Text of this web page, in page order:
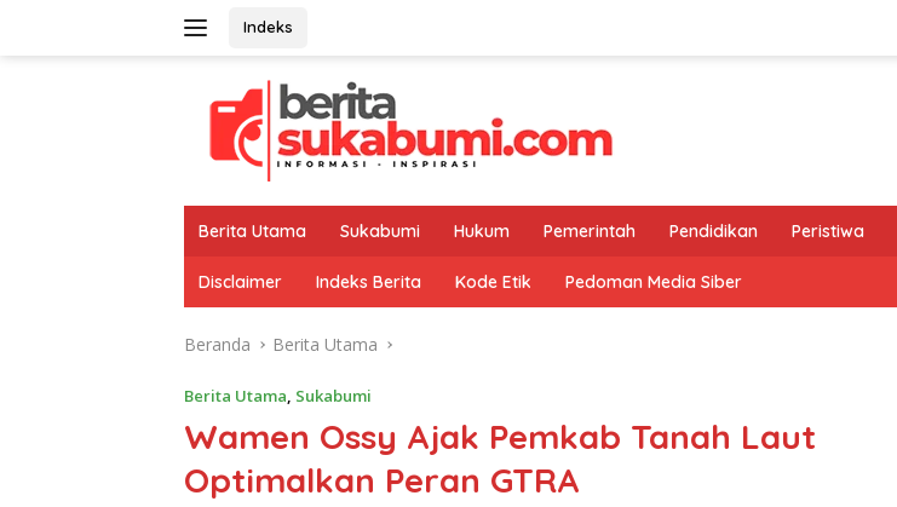
Indeks
Berita Utama Sukabumi Hukum Pemerintah Pendidikan Peristiwa
Disclaimer Indeks Berita Kode Etik Pedoman Media Siber
Beranda Berita Utama
Berita Utama, Sukabumi
Wamen Ossy Ajak Pemkab Tanah Laut
Optimalkan Peran GTRA